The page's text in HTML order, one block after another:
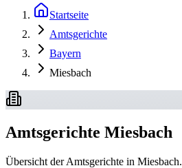
Startseite
Amtsgerichte
Bayern
Miesbach
Amtsgerichte Miesbach
Übersicht der Amtsgerichte in Miesbach.